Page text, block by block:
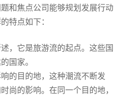
和焦点公司能够规划发展行动
特点如下：
，它是旅游流的起点。这些国
国家。
的目的地，这种潮流不断发
尚的影响。在同一个目的地，